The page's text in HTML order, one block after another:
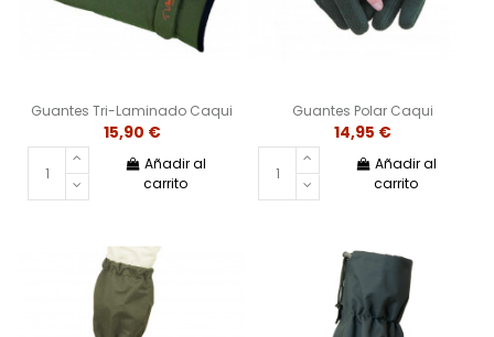
Guantes Tri-Laminado Caqui
15,90 €
Añadir al
carrito
Guantes Polar Caqui
14,95 €
Añadir al
carrito